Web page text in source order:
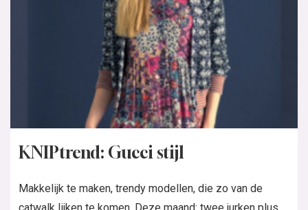
KNIPtrend: Gucci stijl
Makkelijk te maken, trendy modellen, die zo van de